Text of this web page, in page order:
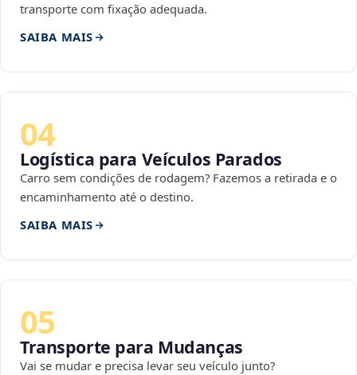
transporte com fixação adequada.
SAIBA MAIS
04
Logística para Veículos Parados
Carro sem condições de rodagem? Fazemos a retirada e o
encaminhamento até o destino.
SAIBA MAIS
05
Transporte para Mudanças
Vai se mudar e precisa levar seu veículo junto?